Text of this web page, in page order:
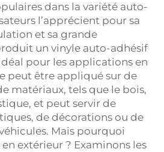
dans la variété auto-
l’apprécient pour sa
et sa grande
un vinyle auto-adhésif
pour les applications en
peut être appliqué sur de
matériaux, tels que le bois,
et peut servir de
de décorations ou de
Mais pourquoi
extérieur ? Examinons les